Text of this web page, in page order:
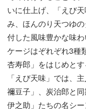
いに仕上げ、「えび
み、ほんのり天つゆ
付した風味豊かな味
ケージはぞれぞれ3種
杏寿郎」をはじめとす
「えび天味」では、
禰豆子」、炭治郎と
伊之助」たちの名シー